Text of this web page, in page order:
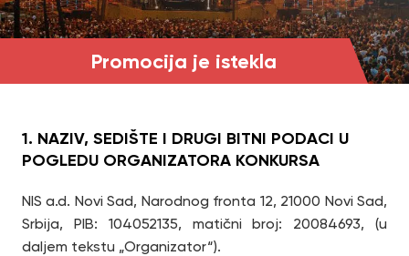
Promocija je istekla
1. NAZIV, SEDIŠTE I DRUGI BITNI PODACI U
POGLEDU ORGANIZATORA KONKURSA
NIS a.d. Novi Sad, Narodnog fronta 12, 21000 Novi Sad,
Srbija, PIB: 104052135, matični broj: 20084693, (u
daljem tekstu „Organizator“).